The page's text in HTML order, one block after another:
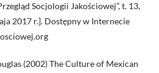
Socjologii Jakościowej”, t. 13,
2017 r.]. Dostępny w Internecie
(2002) The Culture of Mexican